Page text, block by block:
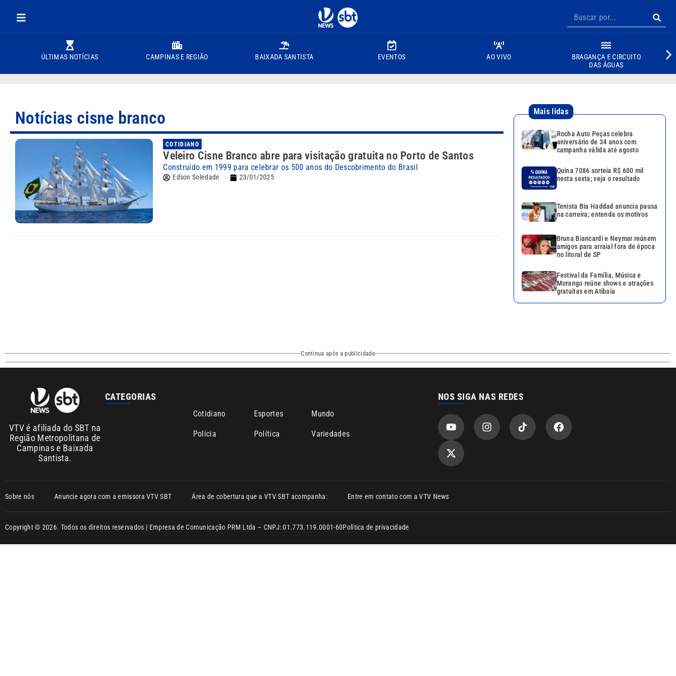
ÚLTIMAS NOTÍCIAS CAMPINAS E REGIÃO BAIXADA SANTISTA EVENTOS AO VIVO
BRAGANÇA E CIRCUITO
DAS ÁGUAS
Notícias cisne branco
COTIDIANO
Veleiro Cisne Branco abre para visitação gratuita no Porto de Santos
Construído em 1999 para celebrar os 500 anos do Descobrimento do Brasil
Edson Soledade 23/01/2025
Mais lidas
Rocha Auto Peças celebra
aniversário de 34 anos com
campanha válida até agosto
Quina 7086 sorteia R$ 600 mil
nesta sexta; veja o resultado
Tenista Bia Haddad anuncia pausa
na carreira; entenda os motivos
Bruna Biancardi e Neymar reúnem
amigos para arraial fora de época
no litoral de SP
Festival da Família, Música e
Morango reúne shows e atrações
gratuitas em Atibaia
Continua após a publicidade
VTV é afiliada do SBT na
Região Metropolitana de
Campinas e Baixada
Santista.
CATEGORIAS
Cotidiano Esportes Mundo
Polícia Política Variedades
NOS SIGA NAS REDES
Sobre nós Anuncie agora com a emissora VTV SBT Área de cobertura que a VTV SBT acompanha: Entre em contato com a VTV News
Copyright © 2026. Todos os direitos reservados | Empresa de Comunicação PRM Ltda – CNPJ: 01.773.119.0001-60Política de privacidade